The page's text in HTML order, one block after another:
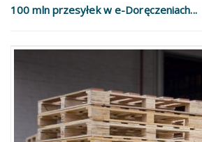
100 mln przesyłek w e-Doręczeniach...